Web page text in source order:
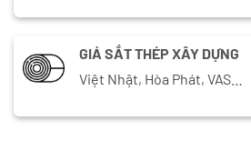
GIÁ SẮT THÉP XÂY DỰNG
Việt Nhật, Hòa Phát, VAS…